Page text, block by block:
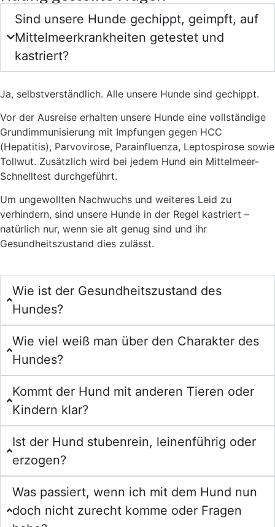
Sind unsere Hunde gechippt, geimpft, auf
Mittelmeerkrankheiten getestet und
kastriert?
Ja, selbstverständlich. Alle unsere Hunde sind gechippt.
Vor der Ausreise erhalten unsere Hunde eine vollständige
Grundimmunisierung mit Impfungen gegen HCC
(Hepatitis), Parvovirose, Parainfluenza, Leptospirose sowie
Tollwut. Zusätzlich wird bei jedem Hund ein Mittelmeer-
Schnelltest durchgeführt.
Um ungewollten Nachwuchs und weiteres Leid zu
verhindern, sind unsere Hunde in der Regel kastriert –
natürlich nur, wenn sie alt genug sind und ihr
Gesundheitszustand dies zulässt.
Wie ist der Gesundheitszustand des
Hundes?
Wie viel weiß man über den Charakter des
Hundes?
Kommt der Hund mit anderen Tieren oder
Kindern klar?
Ist der Hund stubenrein, leinenführig oder
erzogen?
Was passiert, wenn ich mit dem Hund nun
doch nicht zurecht komme oder Fragen